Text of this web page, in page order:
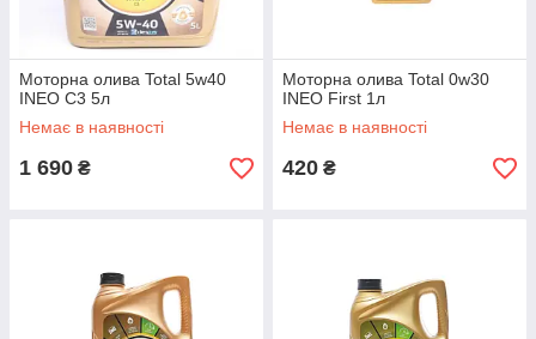
Моторна олива Total 5w40
INEO C3 5л
Немає в наявності
1 690 ₴
Моторна олива Total 0w30
INEO First 1л
Немає в наявності
420 ₴